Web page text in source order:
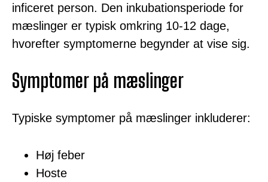
inficeret person. Den inkubationsperiode for
mæslinger er typisk omkring 10-12 dage,
hvorefter symptomerne begynder at vise sig.
Symptomer på mæslinger
Typiske symptomer på mæslinger inkluderer:
Høj feber
Hoste